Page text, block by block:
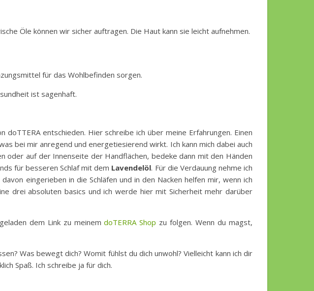
Öle können wir sicher auftragen. Die Haut kann sie leicht aufnehmen.
für das Wohlbefinden sorgen.
ist sagenhaft.
entschieden. Hier schreibe ich über meine Erfahrungen. Einen
bei mir anregend und energetiesierend wirkt. Ich kann mich dabei auch
oder auf der Innenseite der Handflächen, bedeke dann mit den Händen
für besseren Schlaf mit dem Lavendelöl. Für die Verdauung nehme ich
eingerieben in die Schläfen und in den Nacken helfen mir, wenn ich
drei absoluten basics und ich werde hier mit Sicherheit mehr darüber
dem Link zu meinemdoTERRA Shop zu folgen. Wenn du magst,
Was bewegt dich? Womit fühlst du dich unwohl? Vielleicht kann ich dir
Spaß. Ich schreibe ja für dich.